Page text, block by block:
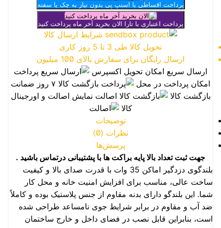
پرداخت اقساطی با اسنپ پی بدون نیاز به چک یا سفته
پرداخت اعتباری با تارا الان بخرید آخر ماه پرداخت کنید
شرایط ارسال کالا
تحویل کالا طی 3 تا 5 روز کاری
ارسال رایگان برای سفارش بالای 100 میلیون
ارسال سریع امکان تحویل اکسپرس
پرداخت
امکان پرداخت در محل
بازگشت کالا
۷ روز ضمانت
بازگشت کالا
اصالت نمایش اصالت و اورجینال
کالا
توضیحات
نظرات (0)
پرسش‌ها
جهت ثبت تعداد بالا پایه براکت ها با پشتیبانی درتماس باشید .
بلندگوی دزدگیر اماکن 35 وات با قدرت صدای بالا و کیفیت
ساخت عالی، مناسب برای افزایش امنیت خانه و محل کار
شما. این بلندگو دارای بدنه مقاوم از جنس پلاستیک بوده و کاملاً
ضد آب و مقاوم در برابر شرایط جوی نامساعد طراحی شده
است، بنابراین قابل نصب در فضای داخل و خارج ساختمان